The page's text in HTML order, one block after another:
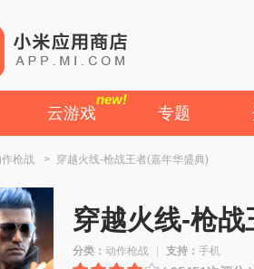
云游戏
new!
专题
枪战 > 穿越火线-枪战王者(嘉年华盛典)
穿越火线-枪
分类： 动作枪战 支持： 手机